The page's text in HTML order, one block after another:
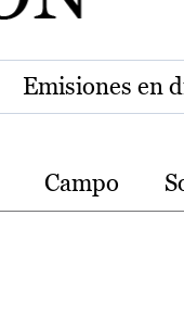
Emisiones en
Campo